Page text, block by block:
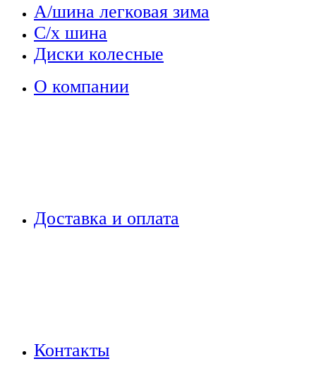
А/шина легковая зима
С/х шина
Диски колесные
О компании
Доставка и оплата
Контакты